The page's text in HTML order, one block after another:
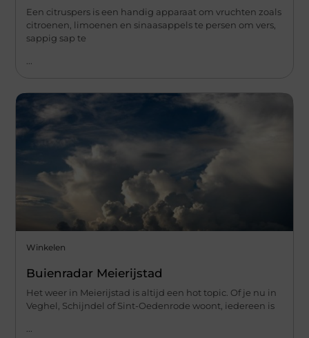
Een citruspers is een handig apparaat om vruchten zoals
citroenen, limoenen en sinaasappels te persen om vers,
sappig sap te
Winkelen
Buienradar Meierijstad
Het weer in Meierijstad is altijd een hot topic. Of je nu in
Veghel, Schijndel of Sint-Oedenrode woont, iedereen is
...